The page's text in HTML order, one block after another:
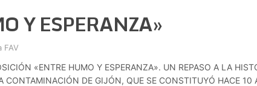
Y ESPERANZA»
FAV
«ENTRE HUMO Y ESPERANZA». UN REPASO A LA
CONTAMINACIÓN DE GIJÓN, QUE SE CONSTITUYÓ HACE 10